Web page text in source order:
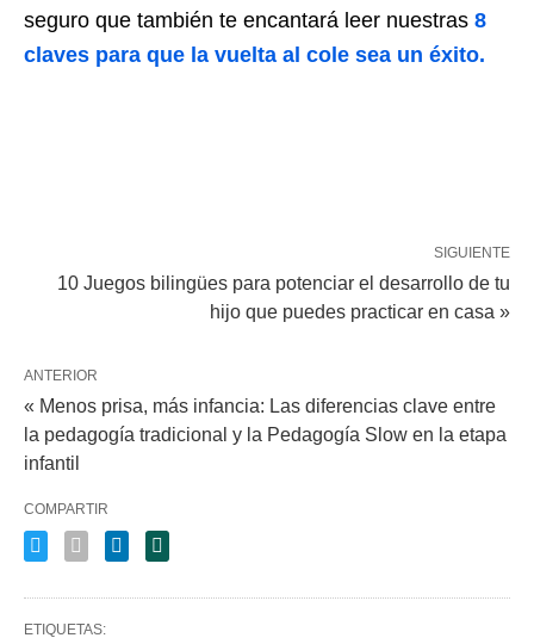
seguro que también te encantará leer nuestras 8
claves para que la vuelta al cole sea un éxito.
SIGUIENTE
10 Juegos bilingües para potenciar el desarrollo de tu
hijo que puedes practicar en casa »
ANTERIOR
« Menos prisa, más infancia: Las diferencias clave entre
la pedagogía tradicional y la Pedagogía Slow en la etapa
infantil
COMPARTIR
ETIQUETAS: